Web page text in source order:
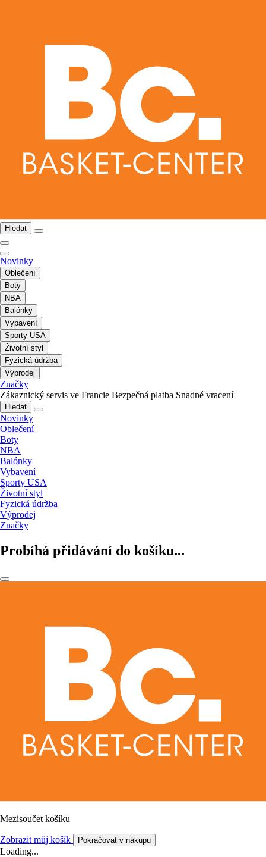
Hledat
Novinky
Oblečení
Boty
NBA
Balónky
Vybavení
Sporty USA
Životní styl
Fyzická údržba
Výprodej
Značky
Zákaznický servis ve Francie Bezpečná platba Snadné vracení
Hledat
Novinky
Oblečení
Boty
NBA
Balónky
Vybavení
Sporty USA
Životní styl
Fyzická údržba
Výprodej
Značky
Probíhá přidávání do košíku...
Mezisoučet košíku
Zobrazit můj košík Pokračovat v nákupu
Loading...